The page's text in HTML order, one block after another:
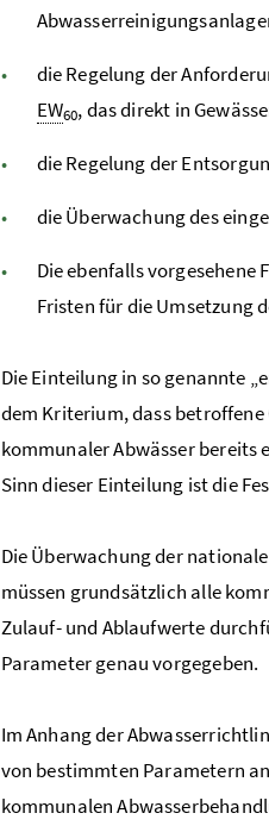
die Regelung der
EW60, das direkt in
die Regelung der
die Überwachung des
Die ebenfalls
Fristen für die Umsetzung
Die Einteilung in so genannte
dem Kriterium, dass
kommunaler Abwässer
Sinn dieser Einteilung ist die
Die Überwachung der
müssen grundsätzlich alle
Zulauf- und Ablaufwerte
Parameter genau vorgegeben.
Im Anhang der
von bestimmten Parametern
kommunalen